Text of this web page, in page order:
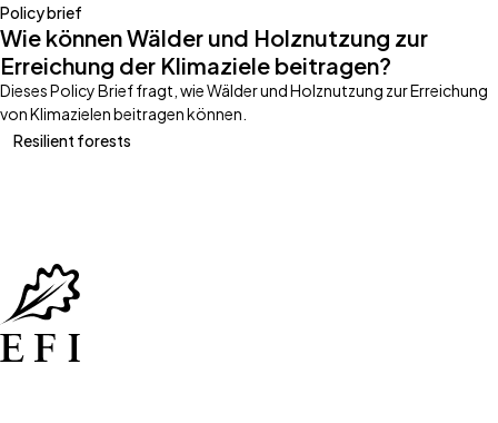
Policy brief
Wie können Wälder und Holznutzung zur
Erreichung der Klimaziele beitragen?
Dieses Policy Brief fragt, wie Wälder und Holznutzung zur Erreichung
von Klimazielen beitragen können.
Resilient forests